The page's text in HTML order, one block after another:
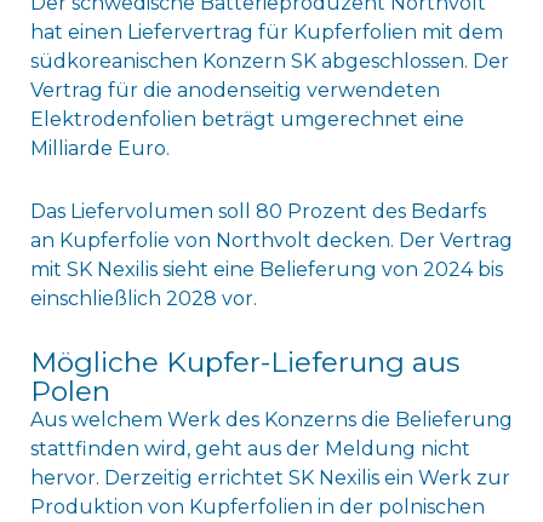
hat einen Liefervertrag für Kupferfolien mit dem
südkoreanischen Konzern SK abgeschlossen. Der
Vertrag für die anodenseitig verwendeten
Elektrodenfolien beträgt umgerechnet eine
Milliarde Euro.
Das Liefervolumen soll 80 Prozent des Bedarfs
an Kupferfolie von Northvolt decken. Der Vertrag
mit SK Nexilis sieht eine Belieferung von 2024 bis
einschließlich 2028 vor.
Mögliche Kupfer-Lieferung aus
Polen
Aus welchem Werk des Konzerns die Belieferung
stattfinden wird, geht aus der Meldung nicht
hervor. Derzeitig errichtet SK Nexilis ein Werk zur
Produktion von Kupferfolien in der polnischen